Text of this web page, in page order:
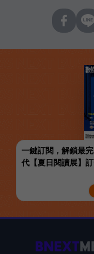
一鍵訂閱，解鎖最
代【夏日閱讀展】